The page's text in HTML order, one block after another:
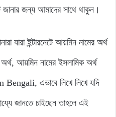
জানার জন্য আমাদের সাথে থাকুন।
যারা ইন্টারনেটে আয়মিন নামের অর্থ
আয়মিন নামের ইসলামিক অর্থ
এভাবে লিখে লিখে যদি
জানতে চাইছেন তাহলে এই